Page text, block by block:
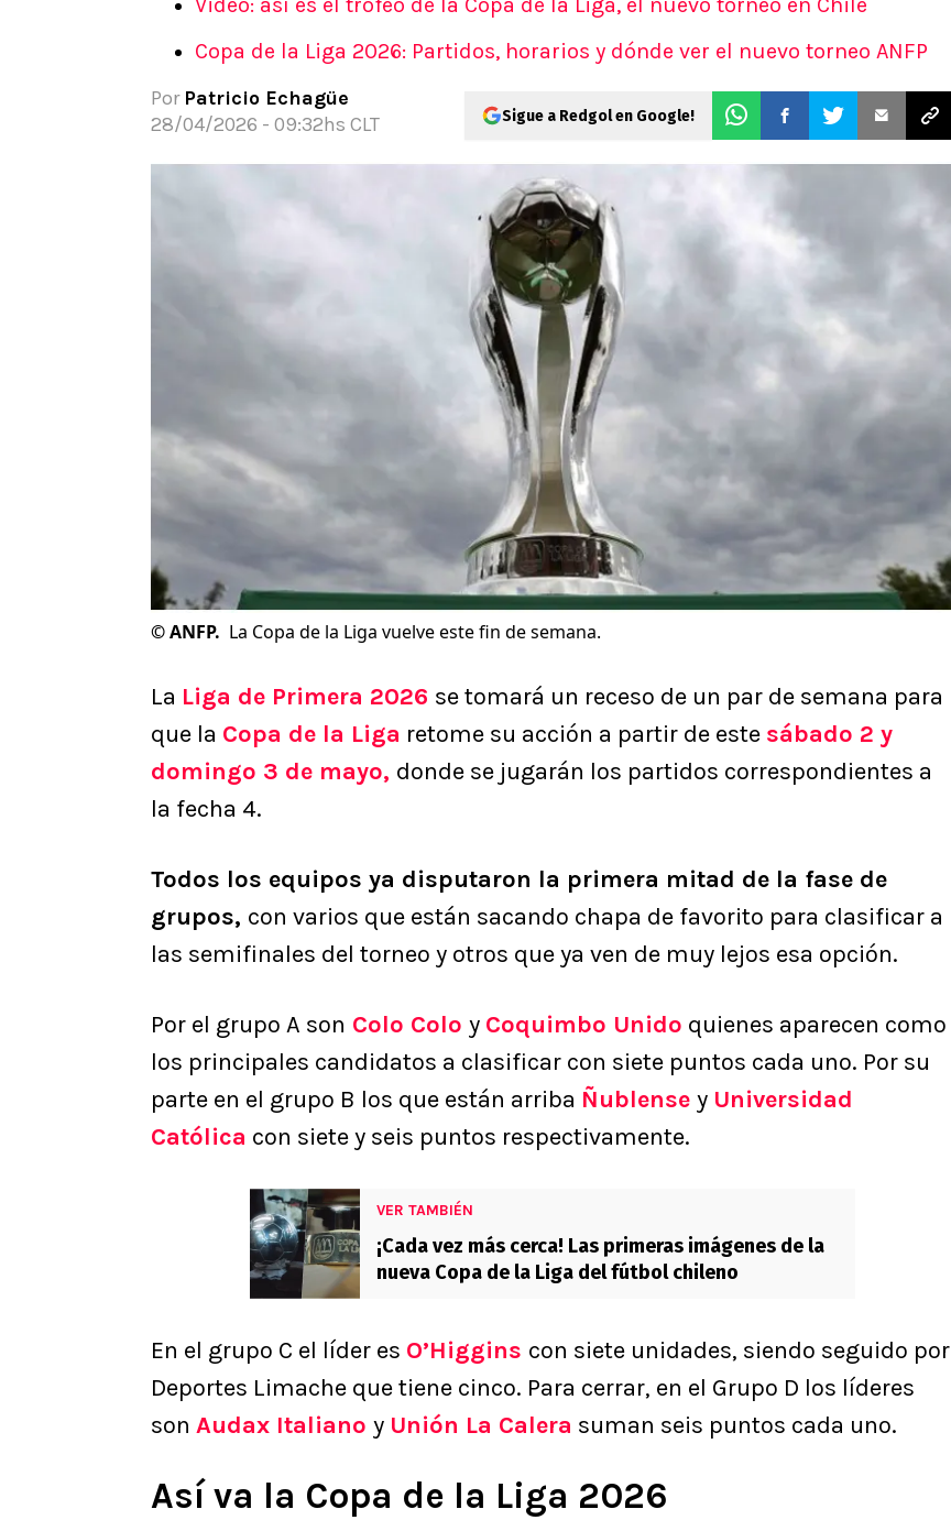
Copa de la Liga 2026: Partidos, horarios y dónde ver el nuevo torneo ANFP
Por Patricio Echagüe
28/04/2026 - 09:32hs CLT
Sigue a Redgol en Google!
©ANFP. La Copa de la Liga vuelve este fin de semana.
La Liga de Primera 2026 se tomará un receso de un par de semana para
que la Copa de la Liga retome su acción a partir de este sábado 2 y
domingo 3 de mayo, donde se jugarán los partidos correspondientes a
la fecha 4.
Todos los equipos ya disputaron la primera mitad de la fase de
grupos, con varios que están sacando chapa de favorito para clasificar a
las semifinales del torneo y otros que ya ven de muy lejos esa opción.
Por el grupo A son Colo Colo y Coquimbo Unido quienes aparecen como
los principales candidatos a clasificar con siete puntos cada uno. Por su
parte en el grupo B los que están arriba Ñublense y Universidad
Católica con siete y seis puntos respectivamente.
VER TAMBIÉN
¡Cada vez más cerca! Las primeras imágenes de la
nueva Copa de la Liga del fútbol chileno
En el grupo C el líder es O’Higgins con siete unidades, siendo seguido por
Deportes Limache que tiene cinco. Para cerrar, en el Grupo D los líderes
son Audax Italiano y Unión La Calera suman seis puntos cada uno.
Así va la Copa de la Liga 2026